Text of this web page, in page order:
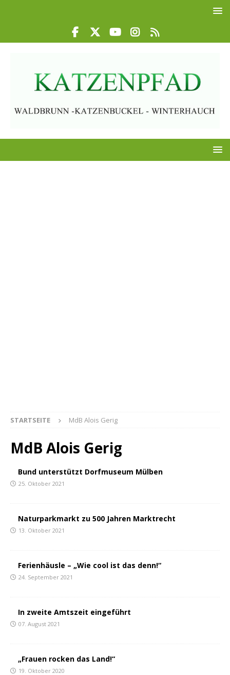
STARTSEITE MdB Alois Gerig
MdB Alois Gerig
Bund unterstützt Dorfmuseum Mülben
25. Oktober 2021
Naturparkmarkt zu 500 Jahren Marktrecht
13. Oktober 2021
Ferienhäusle – „Wie cool ist das denn!“
24. September 2021
In zweite Amtszeit eingeführt
07. August 2021
„Frauen rocken das Land!“
19. Oktober 2020